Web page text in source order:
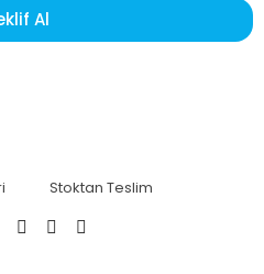
Al
Stoktan Teslim